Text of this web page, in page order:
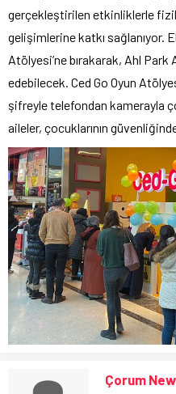
gerçekleştirilen etkinliklerle
gelişimlerine katkı sağlanıyor.
Atölyesi’ne bırakarak, Ahl Park
edebilecek. Ced Go Oyun
şifreyle telefondan kamerayla
aileler, çocuklarının
Çorum